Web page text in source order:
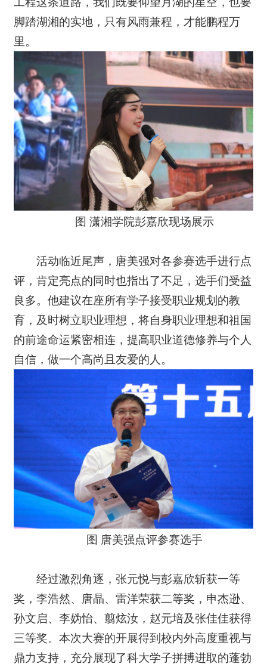
脚踏湖湘的实地，只有风雨兼程，才能鹏程万
里。
图 潇湘学院彭嘉欣现场展示
活动临近尾声，唐美强对各参赛选手进行点
评，肯定亮点的同时也指出了不足，选手们受益
良多。他建议在座所有学子接受职业规划的教
育，及时树立职业理想，将自身职业理想和祖国
的前途命运紧密相连，提高职业道德修养与个人
自信，做一个高尚且友爱的人。
图 唐美强点评参赛选手
经过激烈角逐，张元悦与彭嘉欣斩获一等
奖，李浩然、唐晶、雷洋荣获二等奖，申杰逊、
孙文启、李妫怡、翦炫汝，赵元培及张佳佳获得
三等奖。本次大赛的开展得到校内外高度重视与
鼎力支持，充分展现了科大学子拼搏进取的蓬勃